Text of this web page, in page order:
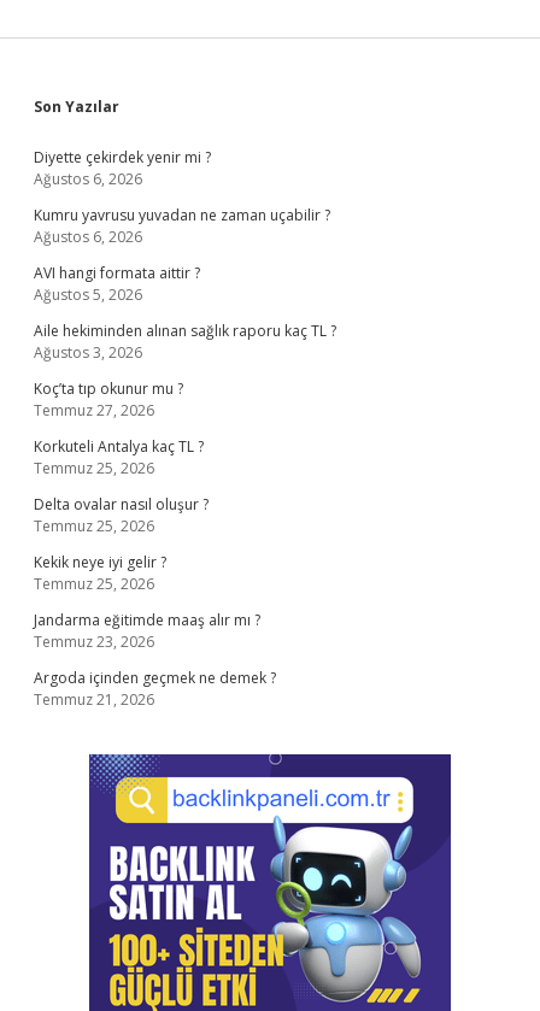
Sidebar
Son Yazılar
Diyette çekirdek yenir mi ?
Ağustos 6, 2026
Kumru yavrusu yuvadan ne zaman uçabilir ?
Ağustos 6, 2026
AVI hangi formata aittir ?
Ağustos 5, 2026
Aile hekiminden alınan sağlık raporu kaç TL ?
Ağustos 3, 2026
Koç’ta tıp okunur mu ?
Temmuz 27, 2026
Korkuteli Antalya kaç TL ?
Temmuz 25, 2026
Delta ovalar nasıl oluşur ?
Temmuz 25, 2026
Kekik neye iyi gelir ?
Temmuz 25, 2026
Jandarma eğitimde maaş alır mı ?
Temmuz 23, 2026
Argoda içinden geçmek ne demek ?
Temmuz 21, 2026